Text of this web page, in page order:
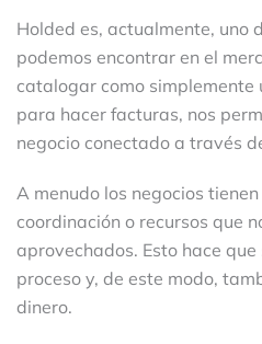
Holded es, actualmente, uno
podemos encontrar en el
catalogar como simplemente
para hacer facturas, nos
negocio conectado a través
A menudo los negocios
coordinación o recursos que
aprovechados. Esto hace
proceso y, de este modo,
dinero.